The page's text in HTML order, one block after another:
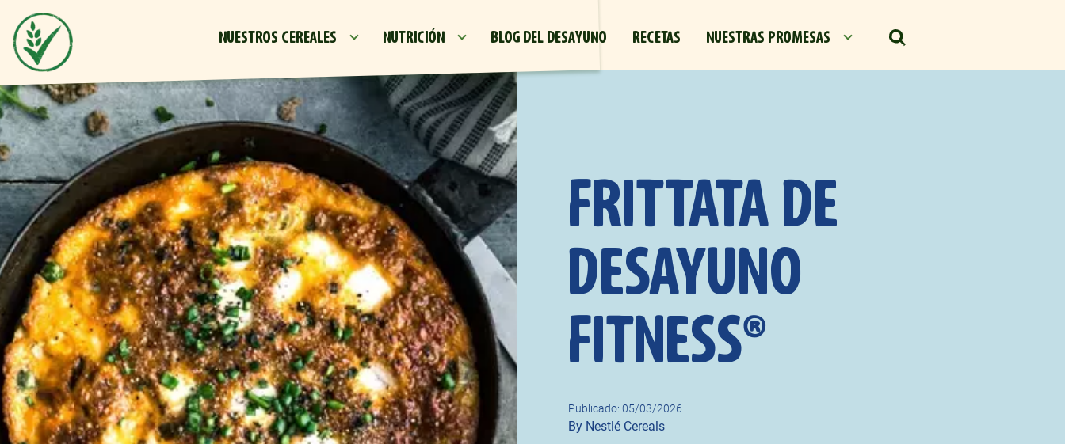
NUESTROS CEREALES NUTRICIÓN BLOG DEL DESAYUNO RECETAS NUESTRAS PROMESAS
FRITTATA DE
DESAYUNO
FITNESS®
Publicado: 05/03/2026
Author
By Nestlé Cereals